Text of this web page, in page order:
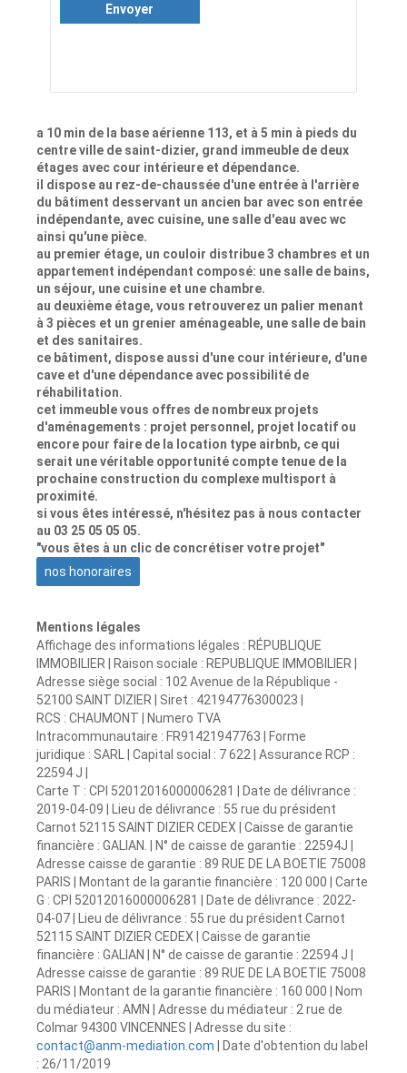
Envoyer
a 10 min de la base aérienne 113, et à 5 min à pieds du
centre ville de saint-dizier, grand immeuble de deux
étages avec cour intérieure et dépendance.
il dispose au rez-de-chaussée d'une entrée à l'arrière
du bâtiment desservant un ancien bar avec son entrée
indépendante, avec cuisine, une salle d'eau avec wc
ainsi qu'une pièce.
au premier étage, un couloir distribue 3 chambres et un
appartement indépendant composé: une salle de bains,
un séjour, une cuisine et une chambre.
au deuxième étage, vous retrouverez un palier menant
à 3 pièces et un grenier aménageable, une salle de bain
et des sanitaires.
ce bâtiment, dispose aussi d'une cour intérieure, d'une
cave et d'une dépendance avec possibilité de
réhabilitation.
cet immeuble vous offres de nombreux projets
d'aménagements : projet personnel, projet locatif ou
encore pour faire de la location type airbnb, ce qui
serait une véritable opportunité compte tenue de la
prochaine construction du complexe multisport à
proximité.
si vous êtes intéressé, n'hésitez pas à nous contacter
au 03 25 05 05 05.
"vous êtes à un clic de concrétiser votre projet"
nos honoraires
Mentions légales
Affichage des informations légales : RÉPUBLIQUE
IMMOBILIER | Raison sociale : REPUBLIQUE IMMOBILIER |
Adresse siège social : 102 Avenue de la République -
52100 SAINT DIZIER | Siret : 42194776300023 |
RCS : CHAUMONT | Numero TVA
Intracommunautaire : FR91421947763 | Forme
juridique : SARL | Capital social : 7 622 | Assurance RCP :
22594 J |
Carte T : CPI 52012016000006281 | Date de délivrance :
2019-04-09 | Lieu de délivrance : 55 rue du président
Carnot 52115 SAINT DIZIER CEDEX | Caisse de garantie
financière : GALIAN. | N° de caisse de garantie : 22594J |
Adresse caisse de garantie : 89 RUE DE LA BOETIE 75008
PARIS | Montant de la garantie financière : 120 000 | Carte
G : CPI 52012016000006281 | Date de délivrance : 2022-
04-07 | Lieu de délivrance : 55 rue du président Carnot
52115 SAINT DIZIER CEDEX | Caisse de garantie
financière : GALIAN | N° de caisse de garantie : 22594 J |
Adresse caisse de garantie : 89 RUE DE LA BOETIE 75008
PARIS | Montant de la garantie financière : 160 000 | Nom
du médiateur : AMN | Adresse du médiateur : 2 rue de
Colmar 94300 VINCENNES | Adresse du site :
contact@anm-mediation.com | Date d'obtention du label
: 26/11/2019